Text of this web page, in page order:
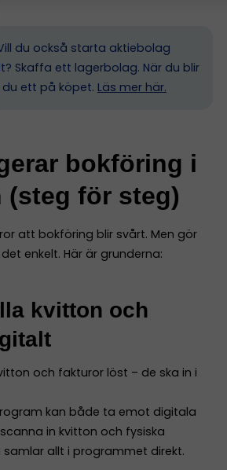
du också starta aktiebolag
Skaffa ett lagerbolag. När du blir
ett på köpet. Läs mer här.
bokföring i
(steg för steg)
att bokföring blir svårt. Men gör
enkelt. Här är grunderna:
kvitton och
och fakturor löst – de ska in i
kan både ta emot digitala
in kvitton och fysiska
allt i programmet direkt.